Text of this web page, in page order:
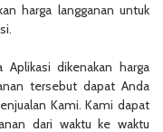
harga langganan untuk
dikenakan harga
tersebut dapat Anda
Kami. Kami dapat
dari waktu ke waktu